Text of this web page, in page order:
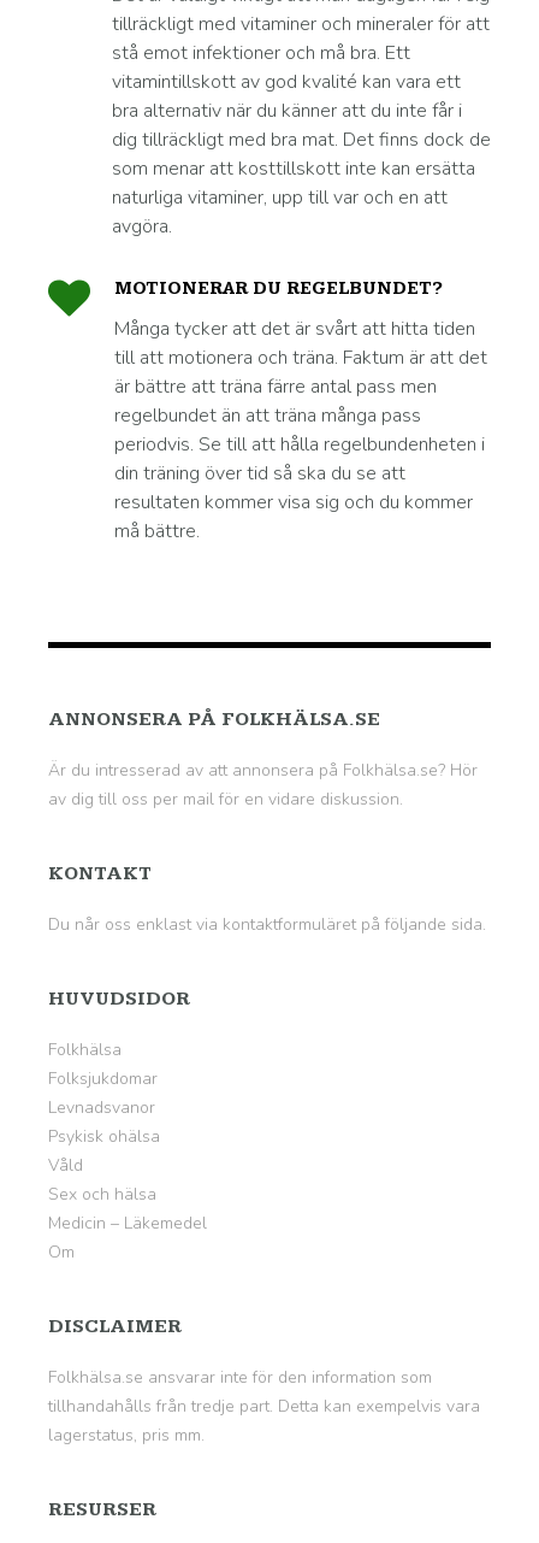
tillräckligt med vitaminer och mineraler för att
stå emot infektioner och må bra. Ett
vitamintillskott av god kvalité kan vara ett
bra alternativ när du känner att du inte får i
dig tillräckligt med bra mat. Det finns dock de
som menar att kosttillskott inte kan ersätta
naturliga vitaminer, upp till var och en att
avgöra.
MOTIONERAR DU REGELBUNDET?
Många tycker att det är svårt att hitta tiden
till att motionera och träna. Faktum är att det
är bättre att träna färre antal pass men
regelbundet än att träna många pass
periodvis. Se till att hålla regelbundenheten i
din träning över tid så ska du se att
resultaten kommer visa sig och du kommer
må bättre.
ANNONSERA PÅ FOLKHÄLSA.SE
Är du intresserad av att annonsera på Folkhälsa.se? Hör
av dig till oss per mail för en vidare diskussion.
KONTAKT
Du når oss enklast via kontaktformuläret på följande sida.
HUVUDSIDOR
Folkhälsa
Folksjukdomar
Levnadsvanor
Psykisk ohälsa
Våld
Sex och hälsa
Medicin – Läkemedel
Om
DISCLAIMER
Folkhälsa.se ansvarar inte för den information som
tillhandahålls från tredje part. Detta kan exempelvis vara
lagerstatus, pris mm.
RESURSER